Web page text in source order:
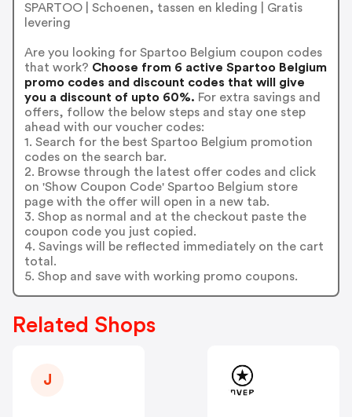
SPARTOO | Schoenen, tassen en kleding | Gratis
levering
Are you looking for Spartoo Belgium coupon codes
that work? Choose from 6 active Spartoo Belgium
promo codes and discount codes that will give
you a discount of upto 60%. For extra savings and
offers, follow the below steps and stay one step
ahead with our voucher codes:
1. Search for the best Spartoo Belgium promotion
codes on the search bar.
2. Browse through the latest offer codes and click
on 'Show Coupon Code' Spartoo Belgium store
page with the offer will open in a new tab.
3. Shop as normal and at the checkout paste the
coupon code you just copied.
4. Savings will be reflected immediately on the cart
total.
5. Shop and save with working promo coupons.
Related Shops
J